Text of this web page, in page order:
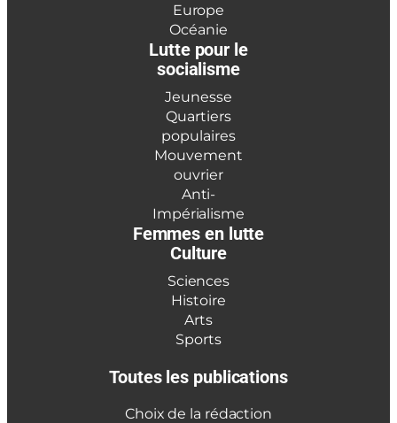
Europe
Océanie
Lutte pour le
socialisme
Jeunesse
Quartiers
populaires
Mouvement
ouvrier
Anti-
Impérialisme
Femmes en lutte
Culture
Sciences
Histoire
Arts
Sports
Toutes les publications
Choix de la rédaction